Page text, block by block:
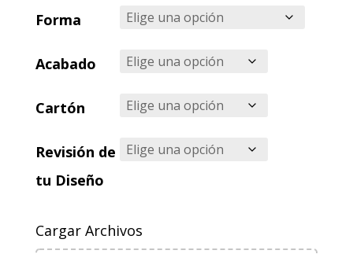
Forma
Acabado
Cartón
Revisión de
tu Diseño
Cargar Archivos